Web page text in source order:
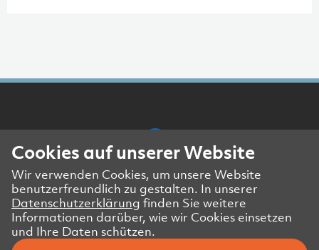
Presse- und Medienkontakt
Impressum
Datenschutzerklärung Website
Datenschutzerklärung Geschäftspartner
Cookies auf unserer Website
Wir verwenden Cookies, um unsere Website
benutzerfreundlich zu gestalten. In unserer
Datenschutzerklärung finden Sie weitere
Informationen darüber, wie wir Cookies einsetzen
und Ihre Daten schützen.